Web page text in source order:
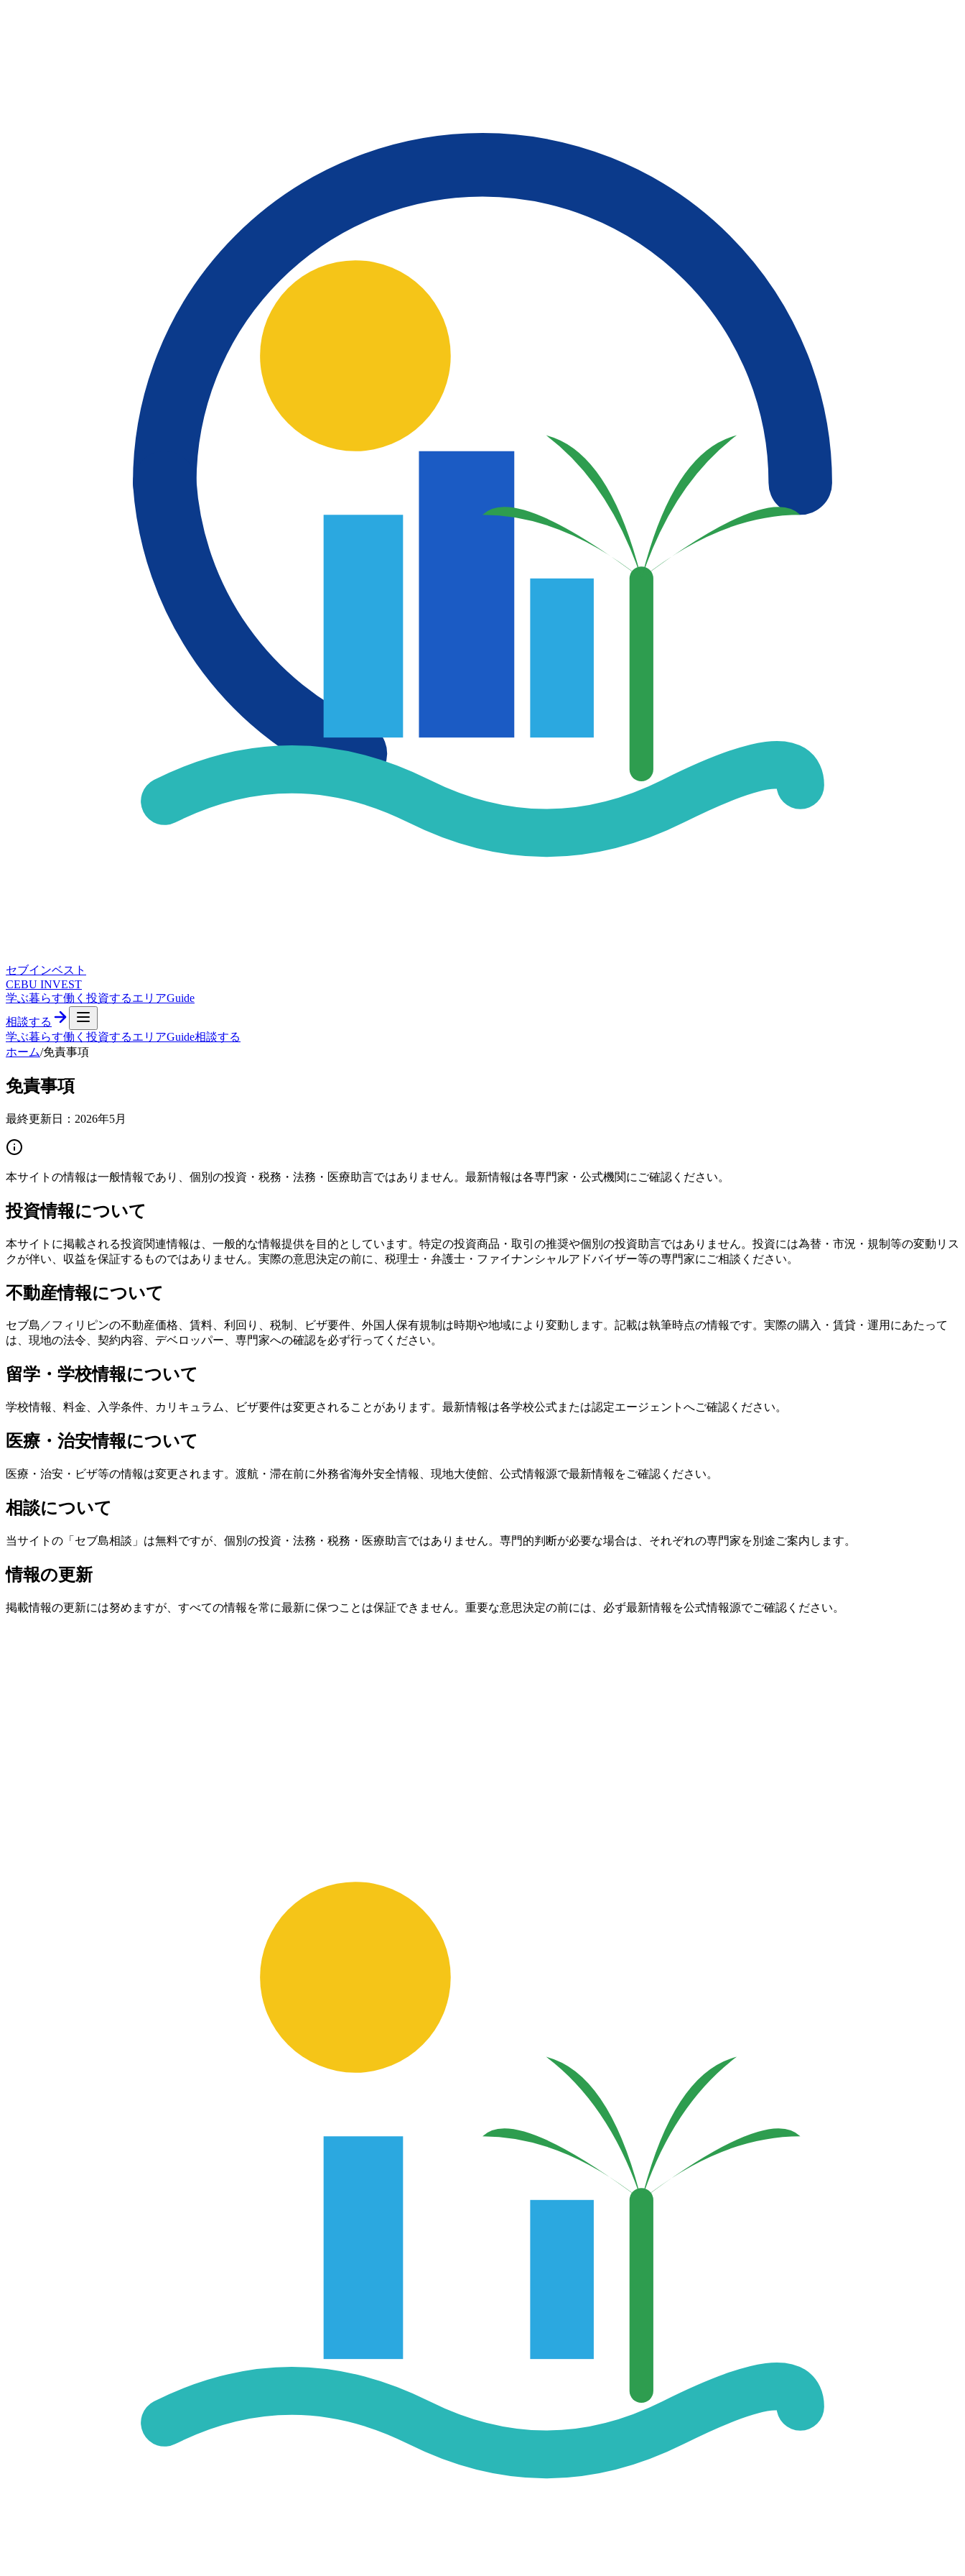
セブインベスト
CEBU INVEST
学ぶ暮らす働く 投資するエリアGuide
相談する
学ぶ暮らす働く 投資するエリアGuide相談する
ホーム/免責事項
免責事項
最終更新日：2026年5月
本サイトの情報は一般情報であり、個別の投資・税務・法務・医療助言ではありません。最新情報は各専門家・公式機関にご確認ください。
投資情報について
本サイトに掲載される投資関連情報は、一般的な情報提供を目的としています。特定の投資商品・取引の推奨や個別の投資助言ではありません。投資には為替・市況・規制等の変動リス
クが伴い、収益を保証するものではありません。実際の意思決定の前に、税理士・弁護士・ファイナンシャルアドバイザー等の専門家にご相談ください。
不動産情報について
セブ島／フィリピンの不動産価格、賃料、利回り、税制、ビザ要件、外国人保有規制は時期や地域により変動します。記載は執筆時点の情報です。実際の購入・賃貸・運用にあたって
は、現地の法令、契約内容、デベロッパー、専門家への確認を必ず行ってください。
留学・学校情報について
学校情報、料金、入学条件、カリキュラム、ビザ要件は変更されることがあります。最新情報は各学校公式または認定エージェントへご確認ください。
医療・治安情報について
医療・治安・ビザ等の情報は変更されます。渡航・滞在前に外務省海外安全情報、現地大使館、公式情報源で最新情報をご確認ください。
相談について
当サイトの「セブ島相談」は無料ですが、個別の投資・法務・税務・医療助言ではありません。専門的判断が必要な場合は、それぞれの専門家を別途ご案内します。
情報の更新
掲載情報の更新には努めますが、すべての情報を常に最新に保つことは保証できません。重要な意思決定の前には、必ず最新情報を公式情報源でご確認ください。